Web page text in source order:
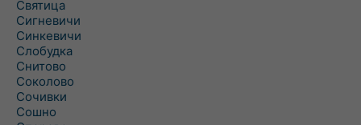
Святица
Сигневичи
Синкевичи
Слобудка
Снитово
Соколово
Сочивки
Сошно